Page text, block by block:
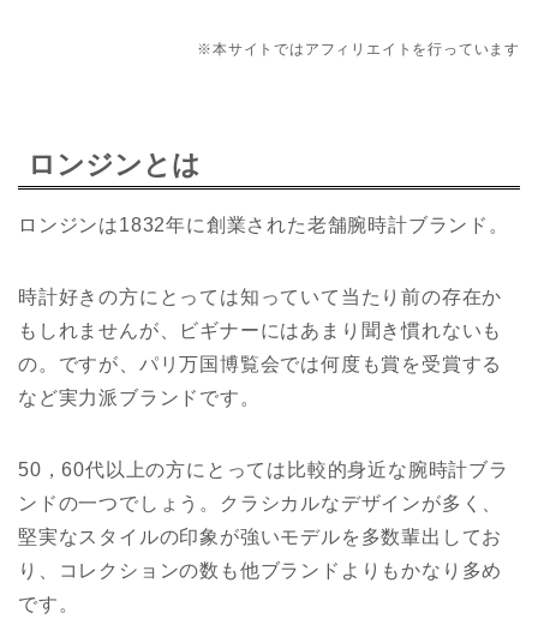
※本サイトではアフィリエイトを行っています
ロンジンとは
ロンジンは1832年に創業された老舗腕時計ブランド。
時計好きの方にとっては知っていて当たり前の存在か
もしれませんが、ビギナーにはあまり聞き慣れないも
の。ですが、パリ万国博覧会では何度も賞を受賞する
など実力派ブランドです。
50，60代以上の方にとっては比較的身近な腕時計ブラ
ンドの一つでしょう。クラシカルなデザインが多く、
堅実なスタイルの印象が強いモデルを多数輩出してお
り、コレクションの数も他ブランドよりもかなり多め
です。